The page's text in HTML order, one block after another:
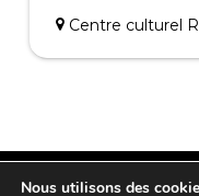
Centre culturel
Nous utilisons des